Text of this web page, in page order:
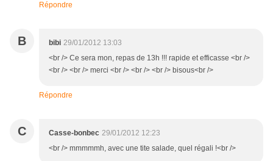
Répondre
B bibi 29/01/2012 13:03
<br /> Ce sera mon, repas de 13h !!! rapide et efficasse <br />
<br /> <br /> merci <br /> <br /> <br /> bisous<br />
Répondre
C Casse-bonbec 29/01/2012 12:23
<br /> mmmmmh, avec une tite salade, quel régali !<br />